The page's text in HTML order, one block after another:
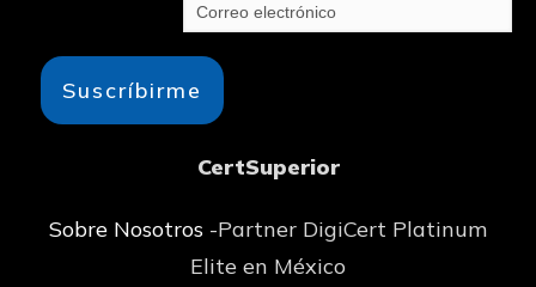
Suscríbirme
CertSuperior
Sobre Nosotros -Partner DigiCert Platinum
Elite en México